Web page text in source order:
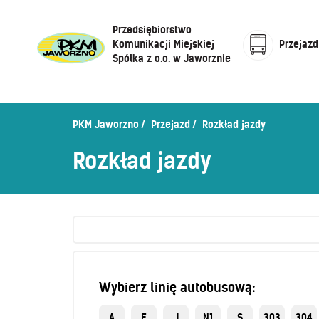
Przedsiębiorstwo
Komunikacji Miejskiej
Spółka z o.o. w Jaworznie
Przejazd
Rozkład jazdy
Zaplanuj podróż –
Sprzedaż biletów u kierowców
PKM Jaworzno Przejazd Rozkład jazdy
Rozkład jazdy
Wybierz linię autobusową: